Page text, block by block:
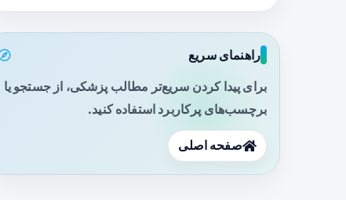
راهنمای سریع
برای پیدا کردن سریع‌تر مطالب پزشکی، از جستجو یا
برچسب‌های پرکاربرد استفاده کنید.
صفحه اصلی